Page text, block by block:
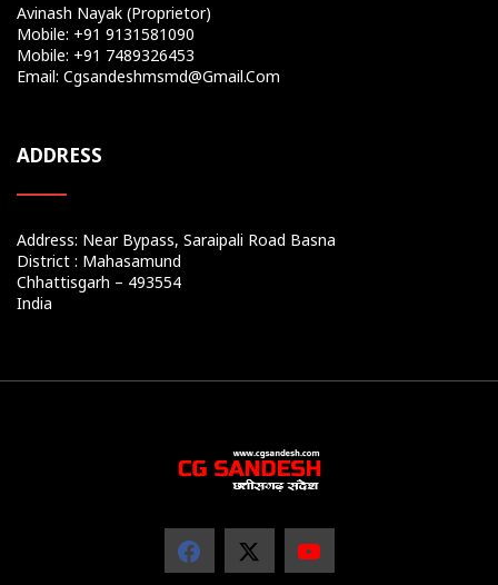
Avinash Nayak (Proprietor)
Mobile: +91 9131581090
Mobile: +91 7489326453
Email: Cgsandeshmsmd@gmail.com
ADDRESS
Address: Near Bypass, Saraipali Road Basna
District : Mahasamund
Chhattisgarh – 493554
India